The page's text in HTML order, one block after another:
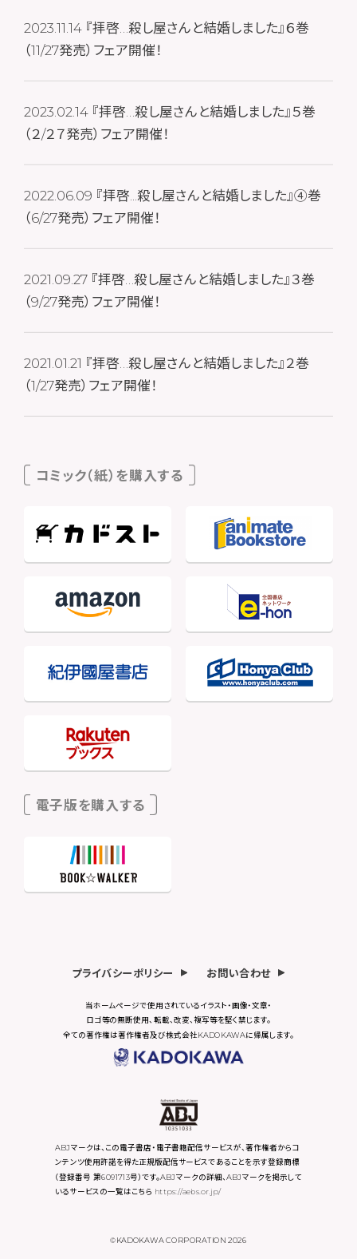
2023.11.14 『拝啓…殺し屋さんと結婚しました』６巻
（11/27発売）フェア開催！
2023.02.14 『拝啓…殺し屋さんと結婚しました』５巻
（２/２７発売）フェア開催！
2022.06.09 『拝啓...殺し屋さんと結婚しました』④巻
（6/27発売）フェア開催！
2021.09.27 『拝啓…殺し屋さんと結婚しました』３巻
（9/27発売）フェア開催！
2021.01.21 『拝啓…殺し屋さんと結婚しました』２巻
（1/27発売）フェア開催！
コミック（紙）を購入する
電子版を購入する
プライバシーポリシー お問い合わせ
当ホームページで使用されているイラスト・画像・文章・
ロゴ等の無断使用、転載、改変、複写等を堅く禁じます。
全ての著作権は著作権者及び株式会社KADOKAWAに帰属します。
ABJマークは、この電子書店・電子書籍配信サービスが、著作権者からコ
ンテンツ使用許諾を得た正規版配信サービスであることを示す登録商標
（登録番号 第6091713号）です。ABJマークの詳細、ABJマークを掲示して
いるサービスの一覧はこちら https://aebs.or.jp/
©KADOKAWA CORPORATION 2026